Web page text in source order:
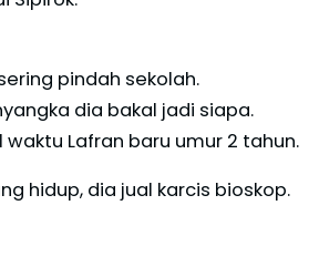
pindah sekolah.
dia bakal jadi siapa.
Lafran baru umur 2 tahun.
hidup, dia jual karcis bioskop.